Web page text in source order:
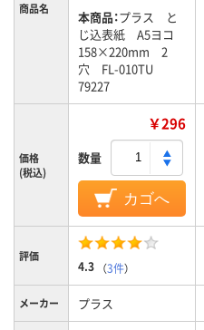
商品名 本商品：プラス と
じ込表紙 A5ヨコ
158×220mm 2
穴 FL-010TU
79227
価格
(税込)
￥296
数量
カゴへ
評価
4.3 （3件）
メーカー プラス